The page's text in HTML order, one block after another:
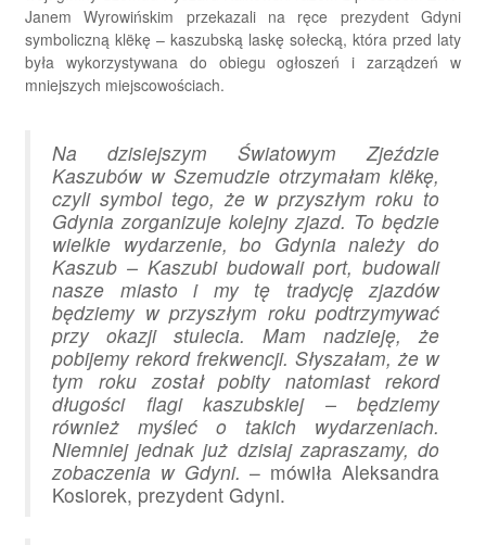
Janem Wyrowińskim przekazali na ręce prezydent Gdyni
symboliczną klëkę – kaszubską laskę sołecką, która przed laty
była wykorzystywana do obiegu ogłoszeń i zarządzeń w
mniejszych miejscowościach.
Na dzisiejszym Światowym Zjeździe
Kaszubów w Szemudzie otrzymałam klëkę,
czyli symbol tego, że w przyszłym roku to
Gdynia zorganizuje kolejny zjazd. To będzie
wielkie wydarzenie, bo Gdynia należy do
Kaszub – Kaszubi budowali port, budowali
nasze miasto i my tę tradycję zjazdów
będziemy w przyszłym roku podtrzymywać
przy okazji stulecia. Mam nadzieję, że
pobijemy rekord frekwencji. Słyszałam, że w
tym roku został pobity natomiast rekord
długości flagi kaszubskiej – będziemy
również myśleć o takich wydarzeniach.
Niemniej jednak już dzisiaj zapraszamy, do
zobaczenia w Gdyni. – mówiła Aleksandra
Kosiorek, prezydent Gdyni.